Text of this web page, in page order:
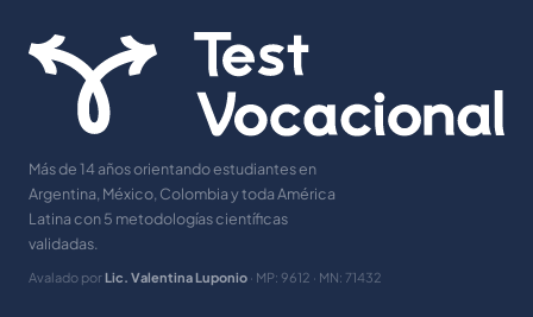
Más de 14 años orientando estudiantes en
Argentina, México, Colombia y toda América
Latina con 5 metodologías científicas
validadas.
Avalado por Lic. Valentina Luponio · MP: 9612 · MN: 71432